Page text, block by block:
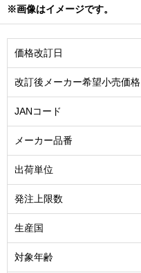
※画像はイメージです。
価格改訂日
改訂後メーカー希望小売価格
JANコード
メーカー品番
出荷単位
発注上限数
生産国
対象年齢